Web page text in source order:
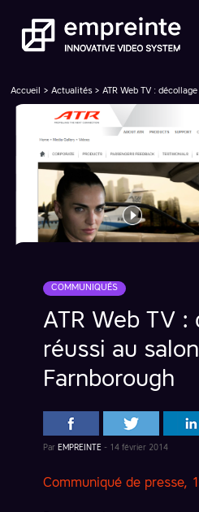
Accueil >Actualités> ATR Web TV :
COMMUNIQUÉS
ATR Web TV :
réussi au
Farnborough
Par EMPREINTE - 14 février 2014
Communiqué de presse,